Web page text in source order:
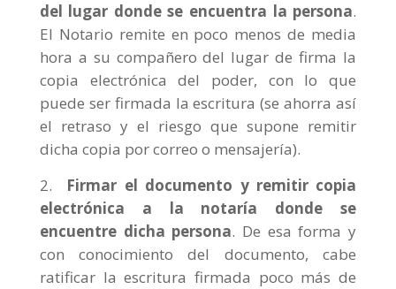
del lugar donde se encuentra la persona.
El Notario remite en poco menos de media
hora a su compañero del lugar de firma la
copia electrónica del poder, con lo que
puede ser firmada la escritura (se ahorra así
el retraso y el riesgo que supone remitir
dicha copia por correo o mensajería).
Firmar el documento y remitir copia
electrónica a la notaría donde se
encuentre dicha persona. De esa forma y
con conocimiento del documento, cabe
ratificar la escritura firmada poco más de